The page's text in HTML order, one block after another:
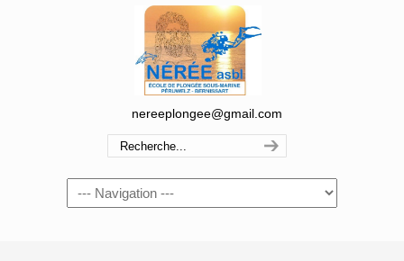
nereeplongee@gmail.com
Navigation